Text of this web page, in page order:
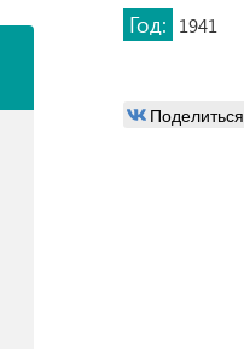
Год: 1941
Поделиться